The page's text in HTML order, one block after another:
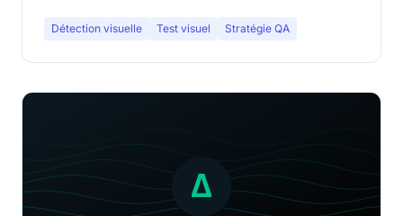
Détection visuelle Test visuel Stratégie QA